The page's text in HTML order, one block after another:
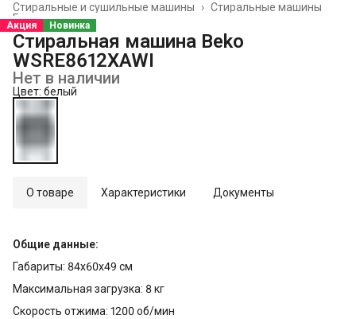
Стиральные машины
Стиральные и сушильные машины
›
Главная ›
Акция Новинка
Стиральная машина Beko
WSRE8612XAWI
Нет в наличии
Цвет: белый
О товаре Характеристики Документы
Общие данные:
Габариты: 84x60x49 см
Максимальная загрузка: 8 кг
Скорость отжима: 1200 об/мин